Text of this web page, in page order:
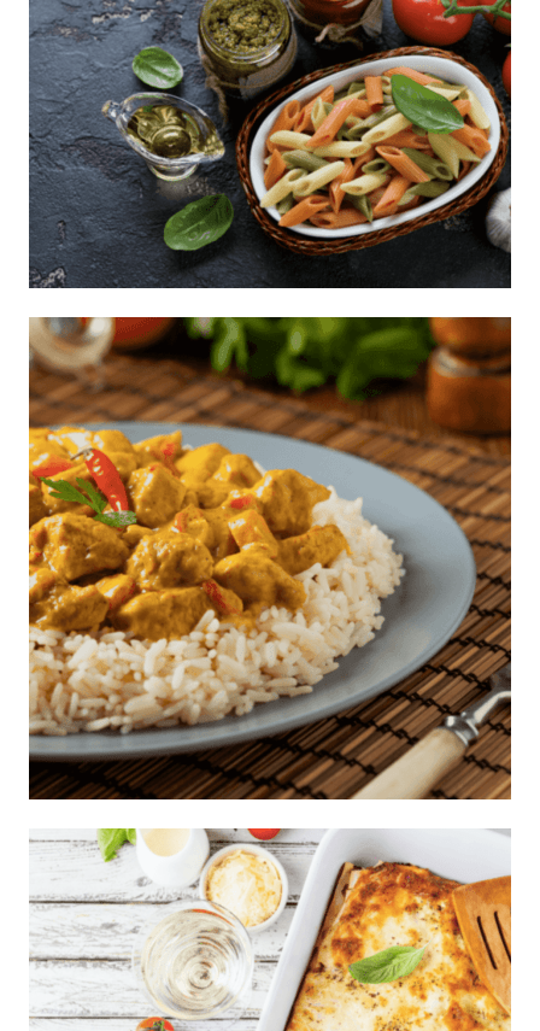
Penne multicolor
Arroz con pollo con salsa curry